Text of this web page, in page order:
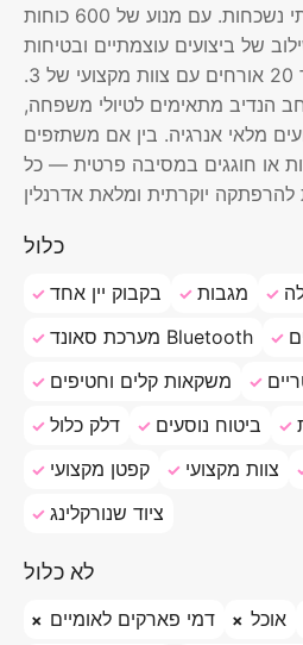
שנבנה לחוויות ים בלתי נשכחות. עם מנוע של 600 כוחות
של ביצועים עוצמתיים ובטיחות
מירבית, ומארח עד 20 אורחים עם צוות מקצועי של 3.
הנדיב מתאימים לטיולי משפחה,
מלאי אנרגיה. בין אם משתזפים
או חוגגים במסיבה פרטית — כל
כלול
בקבוק יין אחד מגבות
מערכת סאונד Bluetooth
משקאות קלים וחטיפים
דלק כלול
ביטוח נוסעים
קפטן מקצועי
צוות מקצועי
ציוד שנורקלינג
לא כלול
דמי פארקים לאומיים אוכל